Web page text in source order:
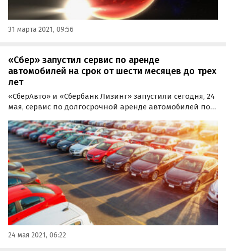
31 марта 2021, 09:56
«Сбер» запустил сервис по аренде
автомобилей на срок от шести месяцев до трех
лет
«СберАвто» и «Сбербанк Лизинг» запустили сегодня, 24
мая, сервис по долгосрочной аренде автомобилей под
физические лица могут арендовать интересующее авто
на срок от шести месяцев до трех лет.
24 мая 2021, 06:22